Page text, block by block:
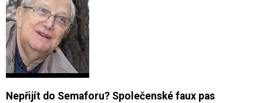
Nepřijít do Semaforu? Společenské faux pas